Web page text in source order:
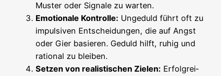
Mus­ter oder Signa­le zu warten.
Emo­tio­na­le Kon­trol­le: Unge­duld führt oft zu
impul­si­ven Ent­schei­dun­gen, die auf Angst
oder Gier basie­ren. Geduld hilft, ruhig und
ratio­nal zu bleiben.
Set­zen von rea­lis­ti­schen Zie­len: Erfolg­rei­